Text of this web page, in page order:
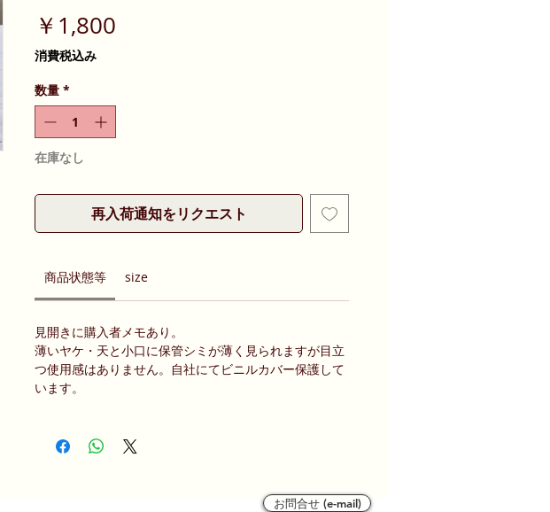
￥1,800
消費税込み
数量 *
在庫なし
再入荷通知をリクエスト
商品状態等 size
見開きに購入者メモあり。
薄いヤケ・天と小口に保管シミが薄く見られますが目立
つ使用感はありません。自社にてビニルカバー保護して
います。
お問合せ (e-mail)